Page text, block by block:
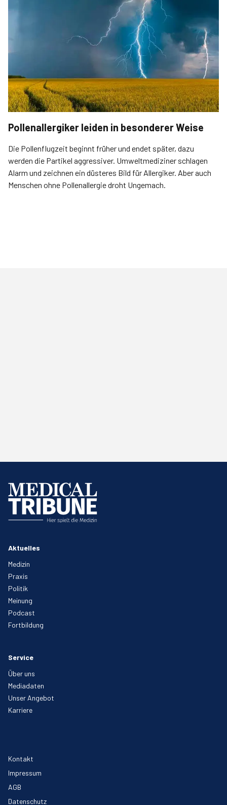
Pollenallergiker leiden in besonderer Weise
Die Pollenflugzeit beginnt früher und endet später, dazu
werden die Partikel aggressiver. Umweltmediziner schlagen
Alarm und zeichnen ein düsteres Bild für Allergiker. Aber auch
Menschen ohne Pollenallergie droht Ungemach.
Aktuelles
Medizin
Praxis
Politik
Meinung
Podcast
Fortbildung
Service
Über uns
Mediadaten
Unser Angebot
Karriere
Kontakt
Impressum
AGB
Datenschutz